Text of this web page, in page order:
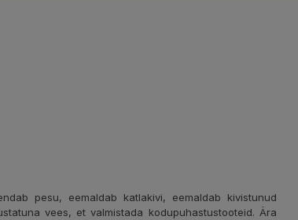
pesu, eemaldab katlakivi, eemaldab kivistunud
vees, et valmistada kodupuhastustooteid. Ära